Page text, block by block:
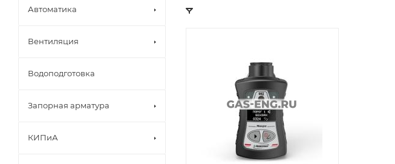
Автоматика
Вентиляция
Водоподготовка
Запорная арматура
КИПиА